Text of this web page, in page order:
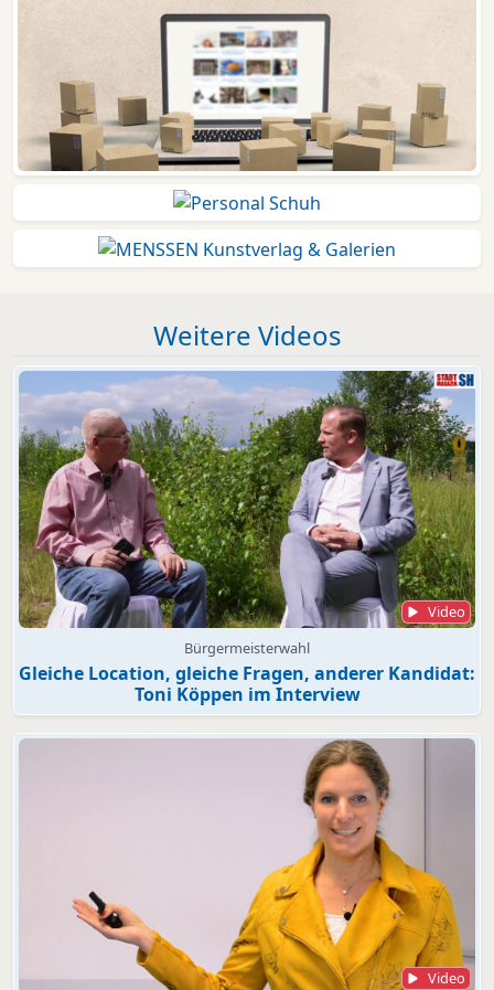
Weitere Videos
Video
Bürgermeisterwahl
Gleiche Location, gleiche Fragen, anderer Kandidat:
Toni Köppen im Interview
Video